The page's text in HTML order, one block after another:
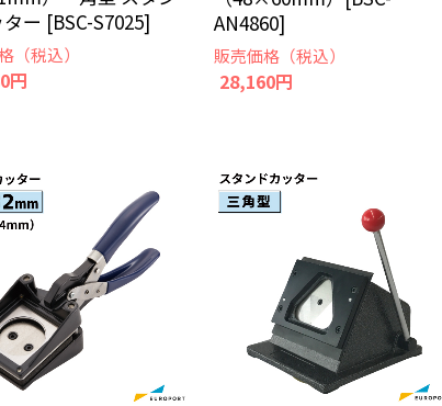
ター [BSC-S7025]
（税込）
円
AN4860]
販売価格（税込）
28,160円